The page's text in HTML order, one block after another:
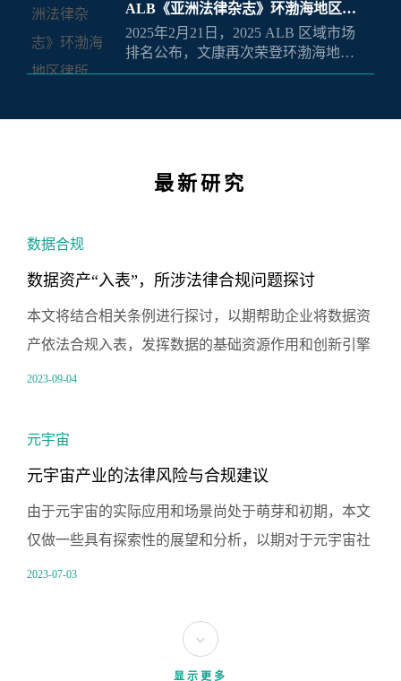
ALB《亚洲法律杂志》环渤海地区律
所
2025年2月21日，2025 ALB 区域市场
排名公布，文康再次荣登环渤海地区
律所榜单。
最新研究
数据合规
数据资产“入表”，所涉法律合规问题探讨
本文将结合相关条例进行探讨，以期帮助企业将数据资
产依法合规入表，发挥数据的基础资源作用和创新引擎
作用，推动企业的数字化发展进程。
2023-09-04
元宇宙
元宇宙产业的法律风险与合规建议
由于元宇宙的实际应用和场景尚处于萌芽和初期，本文
仅做一些具有探索性的展望和分析，以期对于元宇宙社
会在法律上的规制做出一些推进。
2023-07-03
显示更多